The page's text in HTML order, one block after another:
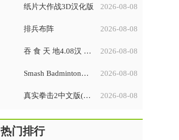
纸片大作战3D汉化版 2026-08-08
排兵布阵 2026-08-08
吞 食 天 地4.08汉 化 完 全 版 2026-08-08
Smash Badminton安装器 2026-08-08
真实拳击2中文版(Real Boxing 2) 2026-08-08
热门排行